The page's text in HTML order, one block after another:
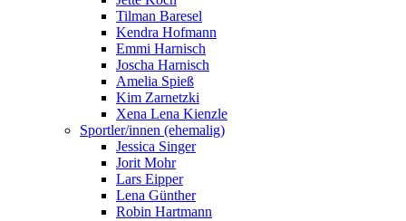
Tilman Baresel
Kendra Hofmann
Emmi Harnisch
Joscha Harnisch
Amelia Spieß
Kim Zarnetzki
Xena Lena Kienzle
Sportler/innen (ehemalig)
Jessica Singer
Jorit Mohr
Lars Eipper
Lena Günther
Robin Hartmann